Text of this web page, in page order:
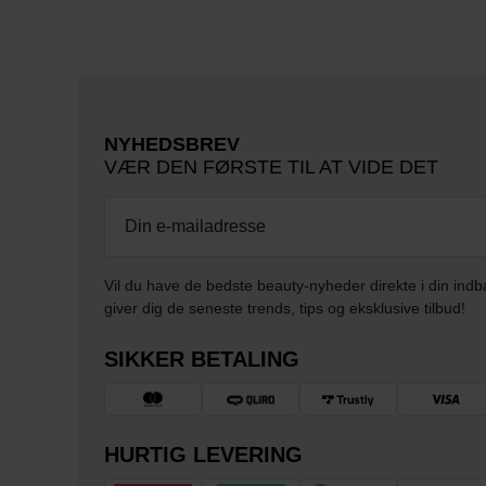
NYHEDSBREV
VÆR DEN FØRSTE TIL AT VIDE DET
Vil du have de bedste beauty-nyheder direkte i din
giver dig de seneste trends, tips og eksklusive tilbud!
SIKKER BETALING
HURTIG LEVERING